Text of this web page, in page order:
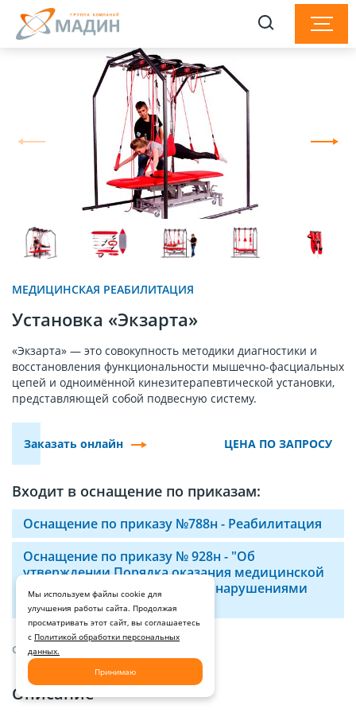
МЕДИЦИНСКАЯ РЕАБИЛИТАЦИЯ
Установка «Экзарта»
«Экзарта» — это совокупность методики диагностики и
восстановления функциональности мышечно-фасциальных
цепей и одноимённой кинезитерапевтической установки,
представляющей собой подвесную систему.
Заказать онлайн ЦЕНА ПО ЗАПРОСУ
Входит в оснащение по приказам:
Оснащение по приказу №788н - Реабилитация
Оснащение по приказу № 928н - "Об
утверждении Порядка оказания медицинской
помощи больным с острыми нарушениями
мозгового кровообращения"
ОПИСАНИЕ И ХАРАКТЕРИСТИКИ
Описание
Мы используем файлы cookie для
улучшения работы сайта. Продолжая
просматривать этот сайт, вы соглашаетесь
с Политикой обработки персональных
данных.
Принимаю